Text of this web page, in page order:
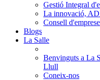
Gestió Integral
La innovació,
Consell
Blogs
La Salle
Benvinguts a La
Llull
Coneix-nos